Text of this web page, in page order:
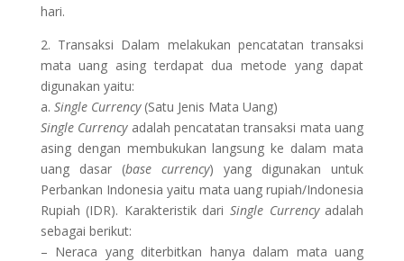
hari.
2. Transaksi Dalam melakukan pencatatan transaksi
mata uang asing terdapat dua metode yang dapat
digunakan yaitu:
a. Single Currency(Satu Jenis Mata Uang)
Single Currencyadalah pencatatan transaksi mata uang
asing dengan membukukan langsung ke dalam mata
uang dasar (base currency) yang digunakan untuk
Perbankan Indonesia yaitu mata uang rupiah/Indonesia
Rupiah (IDR). Karakteristik dariSingle Currencyadalah
sebagai berikut:
– Neraca yang diterbitkan hanya dalam mata uang